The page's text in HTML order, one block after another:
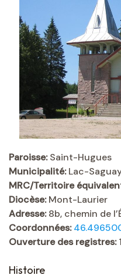
Paroisse:Saint-Hugues
Municipalité:Lac-
MRC/Territoire
Diocèse:Mont-Laurier
Adresse:8b, chemin de
Coordonnées:
Ouverture des registres:
Histoire